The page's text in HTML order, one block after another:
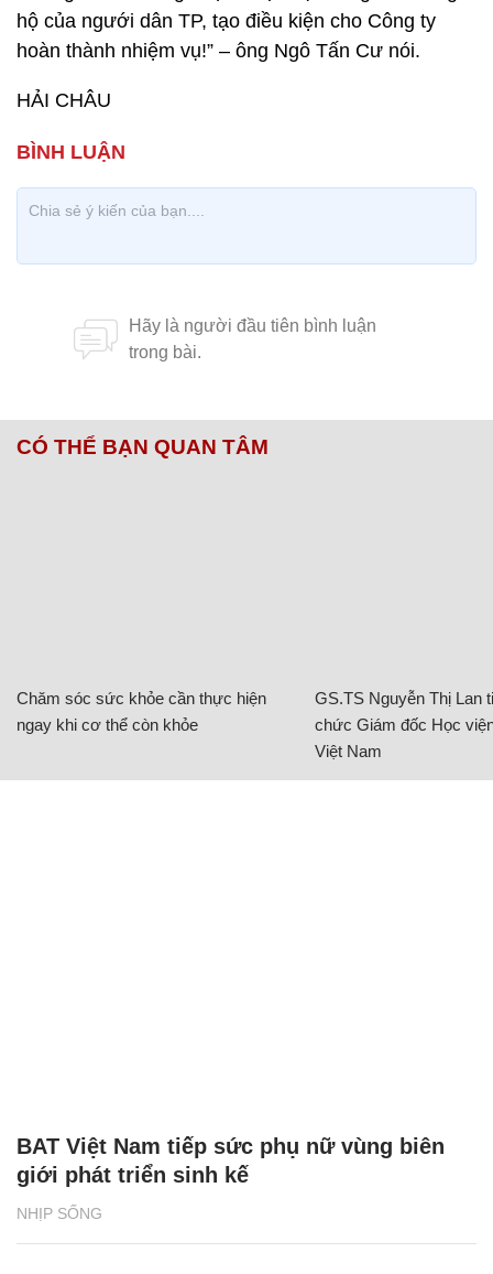
hộ của ngưới dân TP, tạo điều kiện cho Công ty
hoàn thành nhiệm vụ!” – ông Ngô Tấn Cư nói.
HẢI CHÂU
CÓ THỂ BẠN QUAN TÂM
Chăm sóc sức khỏe cần thực hiện
ngay khi cơ thể còn khỏe
GS.TS Nguyễn Thị Lan
chức Giám đốc Học
Việt Nam
NHỊP SỐNG
BAT Việt Nam tiếp sức phụ nữ vùng biên
giới phát triển sinh kế